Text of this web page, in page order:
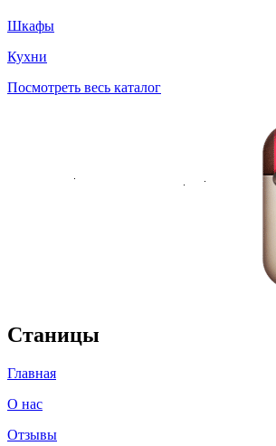
Шкафы
Кухни
Посмотреть весь каталог
Станицы
Главная
О нас
Отзывы